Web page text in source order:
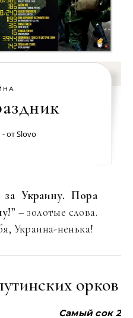
- отSlovo
за Украину. Пора
– золотые слова.
Украина-ненька!
орков
Самый сок 2